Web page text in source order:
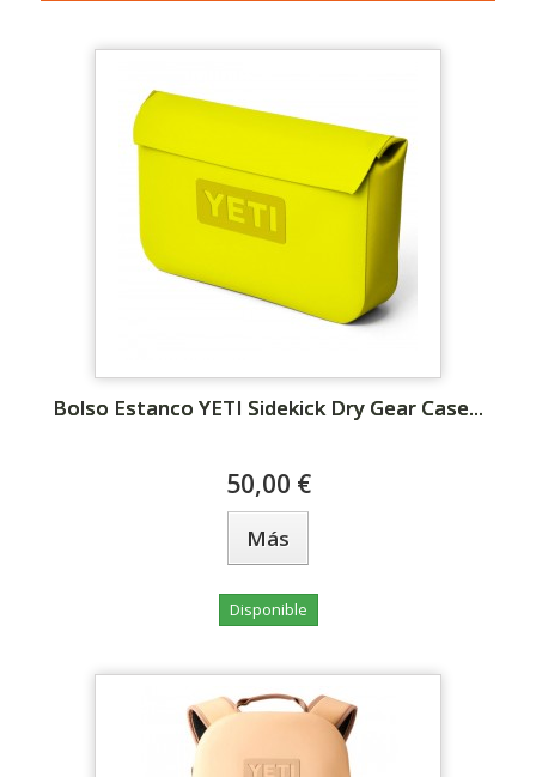
Bolso Estanco YETI Sidekick Dry Gear Case...
50,00 €
Más
Disponible